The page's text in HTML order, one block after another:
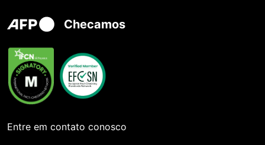
Checamos
Entre em contato conosco